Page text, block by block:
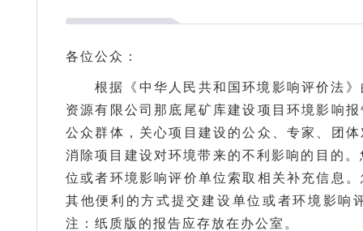
各位公众：
根据《中华人民共和国环境影响评价法
资源有限公司那底尾矿库建设项目环境影响
公众群体，关心项目建设的公众、专家、团
消除项目建设对环境带来的不利影响的目的
位或者环境影响评价单位索取相关补充信息
其他便利的方式提交建设单位或者环境影响
注：纸质版的报告应存放在办公室。